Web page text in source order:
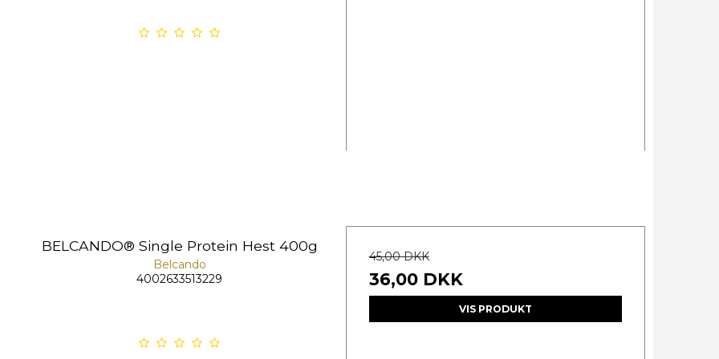
BELCANDO® Single Protein Hest 400g
Belcando
4002633513229
45,00 DKK
36,00 DKK
VIS PRODUKT